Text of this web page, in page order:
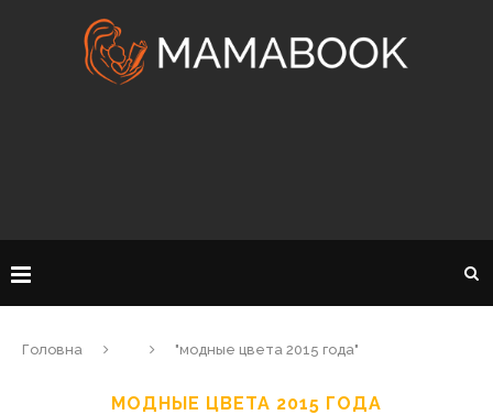
Головна "модные цвета 2015 года"
МОДНЫЕ ЦВЕТА 2015 ГОДА